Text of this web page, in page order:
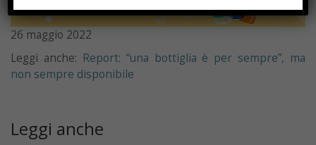
26 maggio 2022
Leggi anche: Report: “una bottiglia è per sempre”, ma
non sempre disponibile
Leggi anche